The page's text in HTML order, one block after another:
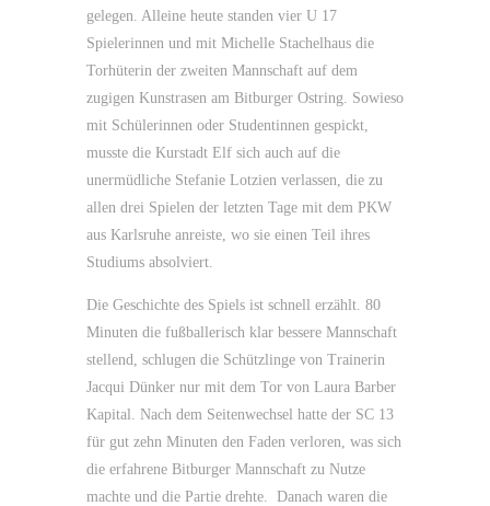
gelegen. Alleine heute standen vier U 17
Spielerinnen und mit Michelle Stachelhaus die
Torhüterin der zweiten Mannschaft auf dem
zugigen Kunstrasen am Bitburger Ostring. Sowieso
mit Schülerinnen oder Studentinnen gespickt,
musste die Kurstadt Elf sich auch auf die
unermüdliche Stefanie Lotzien verlassen, die zu
allen drei Spielen der letzten Tage mit dem PKW
aus Karlsruhe anreiste, wo sie einen Teil ihres
Studiums absolviert.
Die Geschichte des Spiels ist schnell erzählt. 80
Minuten die fußballerisch klar bessere Mannschaft
stellend, schlugen die Schützlinge von Trainerin
Jacqui Dünker nur mit dem Tor von Laura Barber
Kapital. Nach dem Seitenwechsel hatte der SC 13
für gut zehn Minuten den Faden verloren, was sich
die erfahrene Bitburger Mannschaft zu Nutze
machte und die Partie drehte. Danach waren die